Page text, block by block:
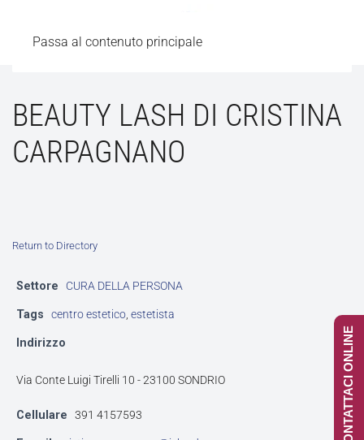
Passa al contenuto principale
BEAUTY LASH DI CRISTINA
CARPAGNANO
Return to Directory
Settore CURA DELLA PERSONA
Tags centro estetico, estetista
Indirizzo
Via Conte Luigi Tirelli 10 - 23100 SONDRIO
Cellulare 391 4157593 CONTATTACI ONLINE